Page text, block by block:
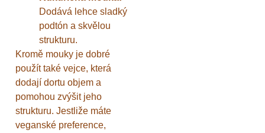
Dodává lehce sladký
podtón a skvělou
strukturu.
Kromě mouky je dobré
použít také vejce, která
dodají dortu objem a
pomohou zvýšit jeho
strukturu. Jestliže máte
veganské preference,